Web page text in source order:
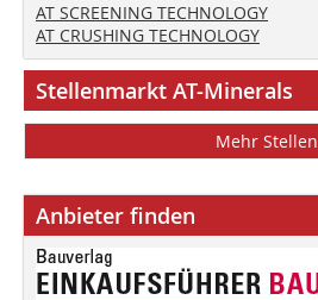
AT SCREENING TECHNOLOGY
AT CRUSHING TECHNOLOGY
Stellenmarkt AT-Minerals
Mehr Stellen
Anbieter finden